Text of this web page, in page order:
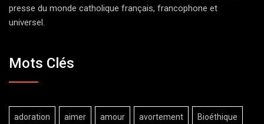
presse du monde catholique français, francophone et
universel.
Mots Clés
adoration aimer amour avortement Bioéthique